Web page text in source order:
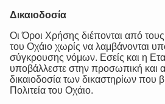
Δικαιοδοσία
Οι Όροι Χρήσης διέπονται από τους
του Οχάιο χωρίς να λαμβάνονται
σύγκρουσης νόμων. Εσείς και η
υποβάλλεστε στην προσωπική και
δικαιοδοσία των δικαστηρίων που
Πολιτεία του Οχάιο.